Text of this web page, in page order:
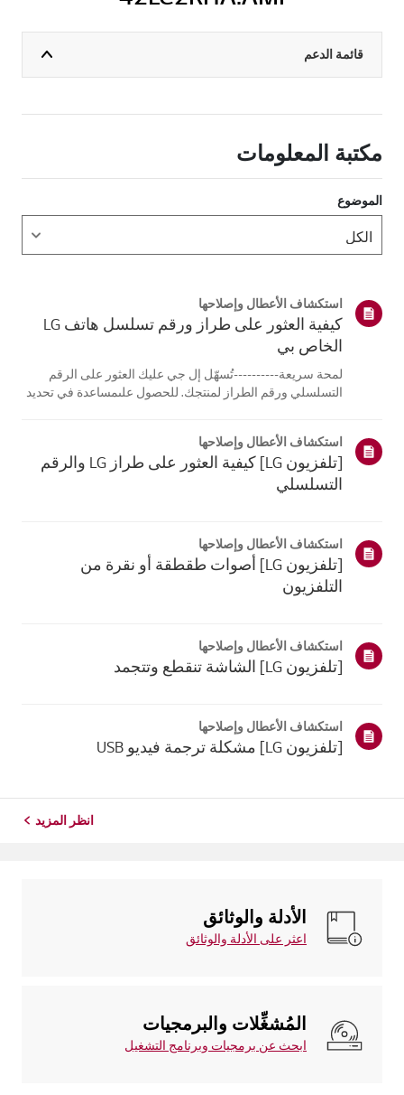
قائمة الدعم
مكتبة المعلومات
الموضوع
استكشاف الأعطال وإصلاحها
كيفية العثور على طراز ورقم تسلسل هاتف LG
الخاص بي
لمحة سريعة----------تُسهّل إل جي عليك العثور على الرقم
التسلسلي ورقم الطراز لمنتجك. للحصول علىمساعدة في تحديد
تختلف الصور أو ا...
استكشاف الأعطال وإصلاحها
[تلفزيون LG] كيفية العثور على طراز LG والرقم
التسلسلي
استكشاف الأعطال وإصلاحها
[تلفزيون LG] أصوات طقطقة أو نقرة من
التلفزيون
استكشاف الأعطال وإصلاحها
[تلفزيون LG] الشاشة تنقطع وتتجمد
استكشاف الأعطال وإصلاحها
[تلفزيون LG] مشكلة ترجمة فيديو USB
انظر المزيد
الأدلة والوثائق
اعثر على الأدلة والوثائق
المُشغِّلات والبرمجيات
ابحث عن برمجيات وبرنامج التشغيل